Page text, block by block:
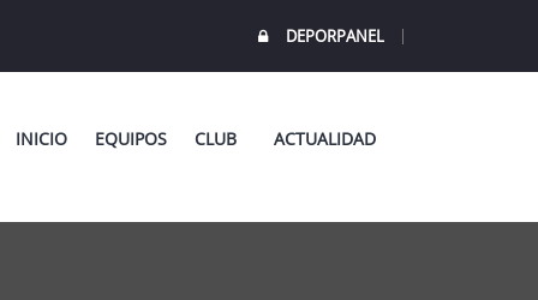
DEPORPANEL
INICIO EQUIPOS CLUB ACTUALIDAD